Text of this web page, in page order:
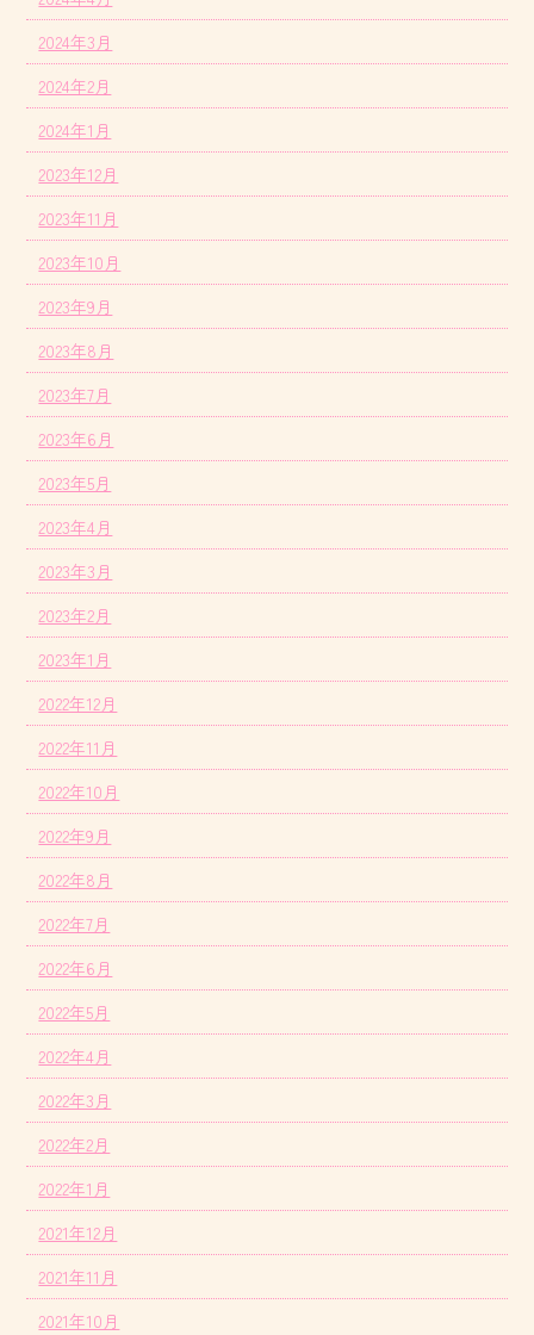
2024年3月
2024年2月
2024年1月
2023年12月
2023年11月
2023年10月
2023年9月
2023年8月
2023年7月
2023年6月
2023年5月
2023年4月
2023年3月
2023年2月
2023年1月
2022年12月
2022年11月
2022年10月
2022年9月
2022年8月
2022年7月
2022年6月
2022年5月
2022年4月
2022年3月
2022年2月
2022年1月
2021年12月
2021年11月
2021年10月